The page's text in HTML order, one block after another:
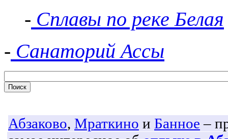
- Сплавы по реке Белая
- Санаторий Ассы
Абзаково, Мраткино и Банное –